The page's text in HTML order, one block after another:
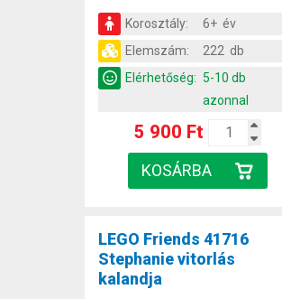
Korosztály:
6+ év
Elemszám:
222 db
Elérhetőség: 5-10 db
azonnal
5 900 Ft
LEGO Friends 41716
Stephanie vitorlás
kalandja